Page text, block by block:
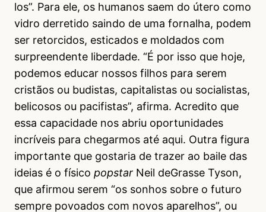
los”. Para ele, os humanos saem do útero como
vidro derretido saindo de uma fornalha, podem
ser retorcidos, esticados e moldados com
surpreendente liberdade. “É por isso que hoje,
podemos educar nossos filhos para serem
cristãos ou budistas, capitalistas ou socialistas,
belicosos ou pacifistas”, afirma. Acredito que
essa capacidade nos abriu oportunidades
incríveis para chegarmos até aqui. Outra figura
importante que gostaria de trazer ao baile das
ideias é o físico popstar Neil deGrasse Tyson,
que afirmou serem “os sonhos sobre o futuro
sempre povoados com novos aparelhos”, ou